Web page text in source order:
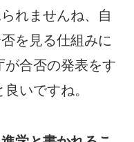
れませんね、自
を見る仕組みに
が合否の発表をす
いですね。